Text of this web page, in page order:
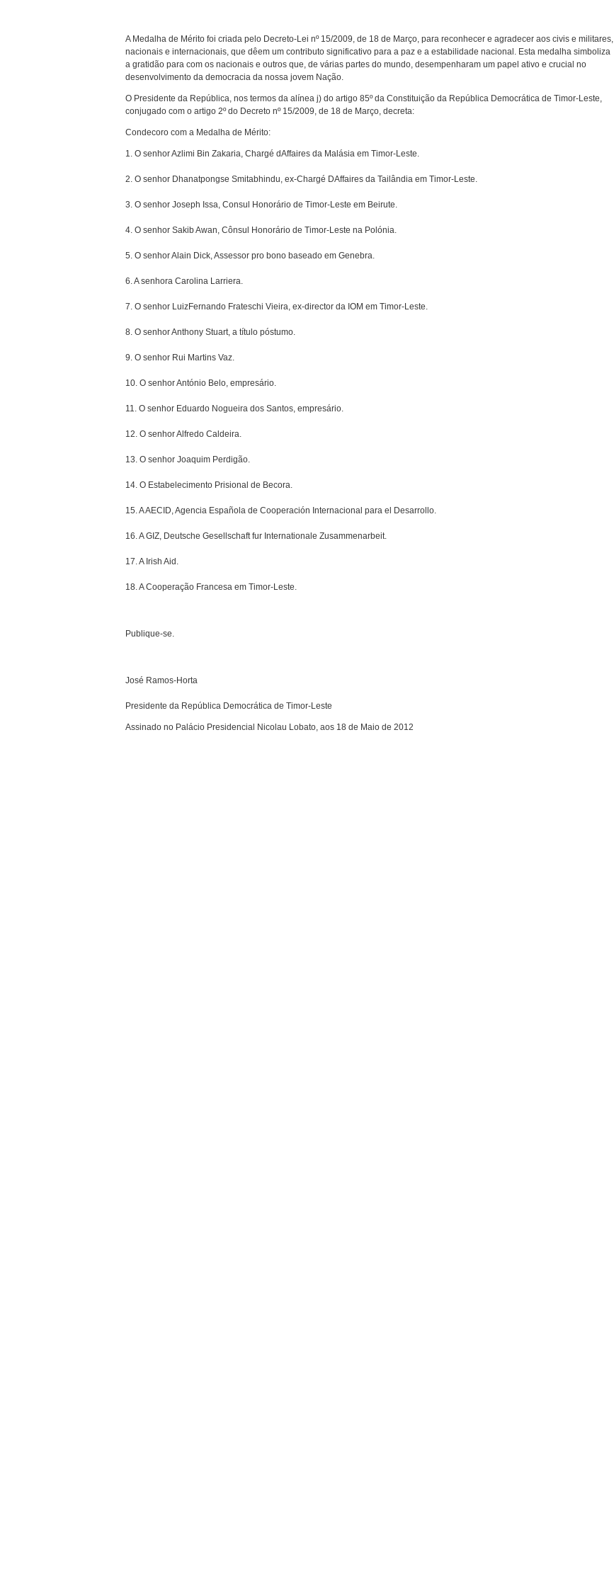
A Medalha de Mérito foi criada pelo Decreto-Lei nº 15/2009, de 18 de Março, para reconhecer e agradecer aos civis e militares,
nacionais e internacionais, que dêem um contributo significativo para a paz e a estabilidade nacional. Esta medalha simboliza
a gratidão para com os nacionais e outros que, de várias partes do mundo, desempenharam um papel ativo e crucial no
desenvolvimento da democracia da nossa jovem Nação.
O Presidente da República, nos termos da alínea j) do artigo 85º da Constituição da República Democrática de Timor-Leste,
conjugado com o artigo 2º do Decreto nº 15/2009, de 18 de Março, decreta:
Condecoro com a Medalha de Mérito:
1. O senhor Azlimi Bin Zakaria, Chargé dAffaires da Malásia em Timor-Leste.
2. O senhor Dhanatpongse Smitabhindu, ex-Chargé DAffaires da Tailândia em Timor-Leste.
3. O senhor Joseph Issa, Consul Honorário de Timor-Leste em Beirute.
4. O senhor Sakib Awan, Cônsul Honorário de Timor-Leste na Polónia.
5. O senhor Alain Dick, Assessor pro bono baseado em Genebra.
6. A senhora Carolina Larriera.
7. O senhor LuizFernando Frateschi Vieira, ex-director da IOM em Timor-Leste.
8. O senhor Anthony Stuart, a título póstumo.
9. O senhor Rui Martins Vaz.
10. O senhor António Belo, empresário.
11. O senhor Eduardo Nogueira dos Santos, empresário.
12. O senhor Alfredo Caldeira.
13. O senhor Joaquim Perdigão.
14. O Estabelecimento Prisional de Becora.
15. A AECID, Agencia Española de Cooperación Internacional para el Desarrollo.
16. A GIZ, Deutsche Gesellschaft fur Internationale Zusammenarbeit.
17. A Irish Aid.
18. A Cooperação Francesa em Timor-Leste.
Publique-se.
José Ramos-Horta
Presidente da República Democrática de Timor-Leste
Assinado no Palácio Presidencial Nicolau Lobato, aos 18 de Maio de 2012